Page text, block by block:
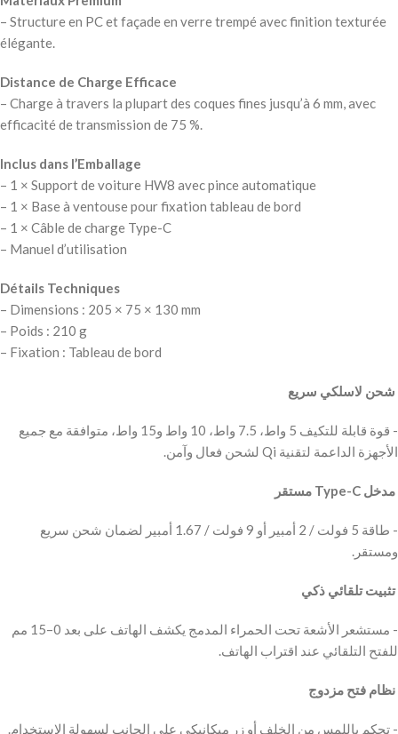
– Structure en PC et façade en verre trempé avec finition texturée
élégante.
Distance de Charge Efficace
– Charge à travers la plupart des coques fines jusqu’à 6 mm, avec
efficacité de transmission de 75 %.
Inclus dans l’Emballage
– 1 × Support de voiture HW8 avec pince automatique
– 1 × Base à ventouse pour fixation tableau de bord
– 1 × Câble de charge Type-C
– Manuel d’utilisation
Détails Techniques
– Dimensions : 205 × 75 × 130 mm
– Poids : 210 g
– Fixation : Tableau de bord
‫ شحن لاسلكي سريع
‫- قوة قابلة للتكيف 5 واط، 7.5 واط، 10 واط و15 واط، متوافقة مع جميع
‫ مدخل Type-C مستقر
‫- طاقة 5 فولت / 2 أمبير أو 9 فولت / 1.67 أمبير لضمان شحن سريع
‫ تثبيت تلقائي ذكي
‫- مستشعر الأشعة تحت الحمراء المدمج يكشف الهاتف على بعد 0–15 مم
‫ نظام فتح مزدوج